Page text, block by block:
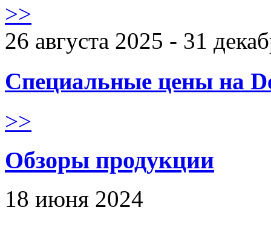
>>
26 августа 2025 - 31
Специальные цены на
>>
Обзоры продукции
18 июня 2024